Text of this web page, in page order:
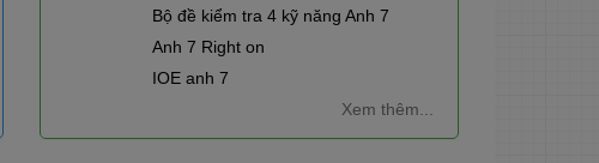
Bộ đề kiểm tra 4 kỹ năng Anh 7
Anh 7 Right on
IOE anh 7
Xem thêm...